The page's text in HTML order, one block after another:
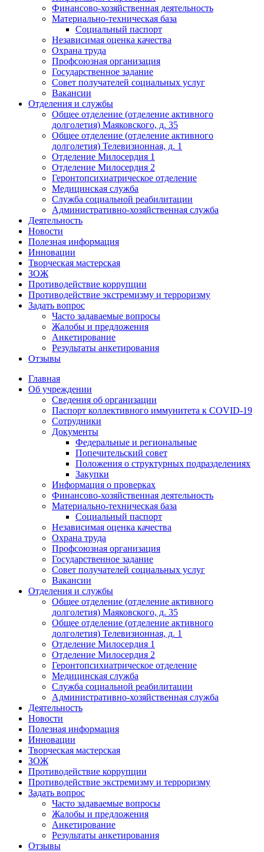
Финансово-хозяйственная деятельность
Материально-техническая база
Социальный паспорт
Независимая оценка качества
Охрана труда
Профсоюзная организация
Государственное задание
Совет получателей социальных услуг
Вакансии
Отделения и службы
Общее отделение (отделение активного
долголетия) Маяковского, д. 35
Общее отделение (отделение активного
долголетия) Телевизионная, д. 1
Отделение Милосердия 1
Отделение Милосердия 2
Геронтопсихиатрическое отделение
Медицинская служба
Служба социальной реабилитации
Административно-хозяйственная служба
Деятельность
Новости
Полезная информация
Инновации
Творческая мастерская
ЗОЖ
Противодействие коррупции
Противодействие экстремизму и терроризму
Задать вопрос
Часто задаваемые вопросы
Жалобы и предложения
Анкетирование
Результаты анкетирования
Отзывы
Главная
Об учреждении
Сведения об организации
Паспорт коллективного иммунитета к COVID-19
Сотрудники
Документы
Федеральные и региональные
Попечительский совет
Положения о структурных подразделениях
Закупки
Информация о проверках
Финансово-хозяйственная деятельность
Материально-техническая база
Социальный паспорт
Независимая оценка качества
Охрана труда
Профсоюзная организация
Государственное задание
Совет получателей социальных услуг
Вакансии
Отделения и службы
Общее отделение (отделение активного
долголетия) Маяковского, д. 35
Общее отделение (отделение активного
долголетия) Телевизионная, д. 1
Отделение Милосердия 1
Отделение Милосердия 2
Геронтопсихиатрическое отделение
Медицинская служба
Служба социальной реабилитации
Административно-хозяйственная служба
Деятельность
Новости
Полезная информация
Инновации
Творческая мастерская
ЗОЖ
Противодействие коррупции
Противодействие экстремизму и терроризму
Задать вопрос
Часто задаваемые вопросы
Жалобы и предложения
Анкетирование
Результаты анкетирования
Отзывы